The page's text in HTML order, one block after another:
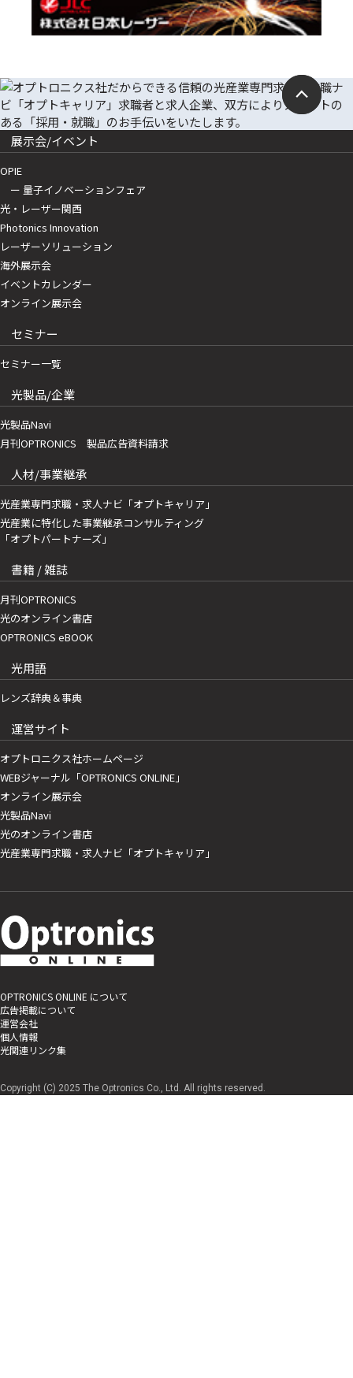
展示会/イベント
OPIE
ー 量子イノベーションフェア
光・レーザー関西
Photonics Innovation
レーザーソリューション
海外展示会
イベントカレンダー
オンライン展示会
セミナー
セミナー一覧
光製品/企業
光製品Navi
月刊OPTRONICS 製品広告資料請求
人材/事業継承
光産業専門求職・求人ナビ「オプトキャリア」
光産業に特化した事業継承コンサルティング
「オプトパートナーズ」
書籍 / 雑誌
月刊OPTRONICS
光のオンライン書店
OPTRONICS eBOOK
光用語
レンズ辞典＆事典
運営サイト
オプトロニクス社ホームページ
WEBジャーナル「OPTRONICS ONLINE」
オンライン展示会
光製品Navi
光のオンライン書店
光産業専門求職・求人ナビ「オプトキャリア」
OPTRONICS ONLINE について
広告掲載について
運営会社
個人情報
光関連リンク集
Copyright (C) 2025 The Optronics Co., Ltd. All rights reserved.